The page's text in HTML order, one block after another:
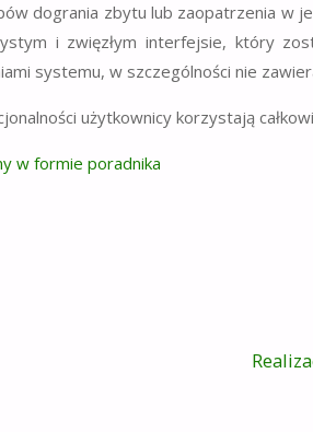
dogrania zbytu lub zaopatrzenia w
i zwięzłym interfejsie, który
systemu, w szczególności nie
użytkownicy korzystają
w formie poradnika